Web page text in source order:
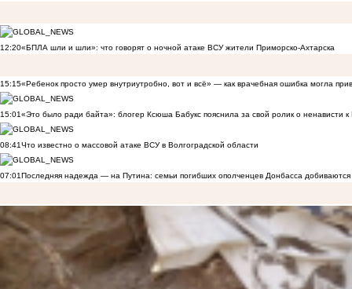
12:20«БПЛА шли и шли»: что говорят о ночной атаке ВСУ жители Приморско-Ахтарска
15:15«Ребенок просто умер внутриутробно, вот и всё» — как врачебная ошибка могла
15:01«Это было ради байта»: блогер Ксюша Бабукс пояснила за свой ролик о ненависти
08:41Что известно о массовой атаке ВСУ в Волгоградской области
07:01Последняя надежда — на Путина: семьи погибших ополченцев Донбасса добиваются